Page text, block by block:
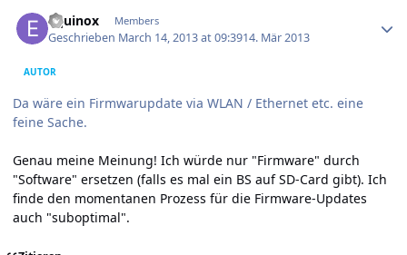
Equinox Members
Geschrieben March 14, 2013 at 09:3914. Mär 2013
AUTOR
Da wäre ein Firmwarupdate via WLAN / Ethernet etc. eine
feine Sache.
Genau meine Meinung! Ich würde nur "Firmware" durch
"Software" ersetzen (falls es mal ein BS auf SD-Card gibt). Ich
finde den momentanen Prozess für die Firmware-Updates
auch "suboptimal".